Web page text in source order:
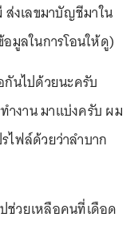
ส่งเลขมาบัญชีมาใน
มูลในการโอนให้ดู)
นไปด้วยนะครับ
ำงาน มาแบ่งครับ ผม
ไฟล์ด้วยว่าลำบาก
ช่วยเหลือคนที่เดือด